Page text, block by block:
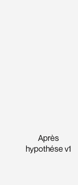
Après
hypothése v1